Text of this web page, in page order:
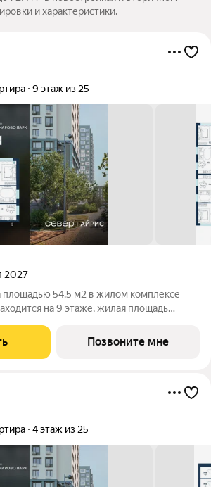
и характеристики.
9 этаж из 25
2027
площадью 54.5 м2 в жилом комплексе
на 9 этаже, жилая площадь
с окнами
Позвоните мне
4 этаж из 25